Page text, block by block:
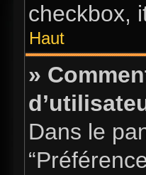
checkbox,
Haut
»
Dans le